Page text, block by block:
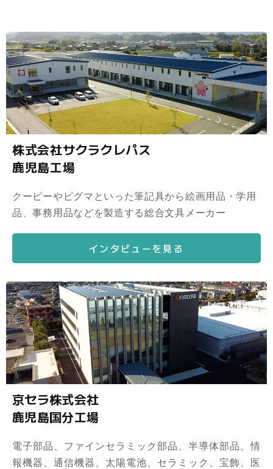
株式会社サクラクレパス
鹿児島工場
クーピーやピグマといった筆記具から絵画用品・学用
品、事務用品などを製造する総合文具メーカー
インタビューを見る
京セラ株式会社
鹿児島国分工場
電子部品、ファインセラミック部品、半導体部品、情
報機器、通信機器、太陽電池、セラミック、宝飾、医